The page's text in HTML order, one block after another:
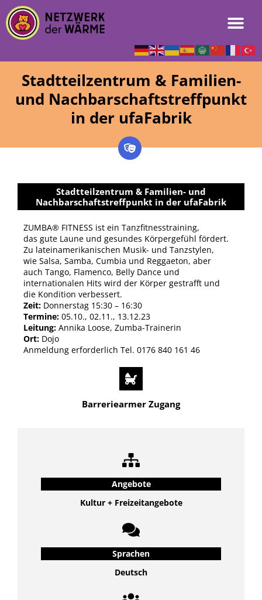
Stadtteilzentrum & Familien-
und Nachbarschaftstreffpunkt
in der ufaFabrik
Stadtteilzentrum & Familien- und
Nachbarschaftstreffpunkt in der ufaFabrik
ZUMBA® FITNESS ist ein Tanzfitnesstraining,
das gute Laune und gesundes Körpergefühl fördert.
Zu lateinamerikanischen Musik- und Tanzstylen,
wie Salsa, Samba, Cumbia und Reggaeton, aber
auch Tango, Flamenco, Belly Dance und
internationalen Hits wird der Körper gestrafft und
die Kondition verbessert.
Zeit: Donnerstag 15:30 – 16:30
Termine: 05.10., 02.11., 13.12.23
Leitung: Annika Loose, Zumba-Trainerin
Ort: Dojo
Anmeldung erforderlich Tel. 0176 840 161 46
Barreriearmer Zugang
Angebote
Kultur + Freizeitangebote
Sprachen
Deutsch